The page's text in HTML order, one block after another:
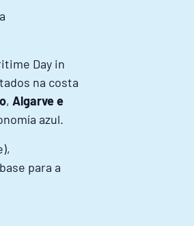
Day in
na costa
, Algarve e
azul.
para a